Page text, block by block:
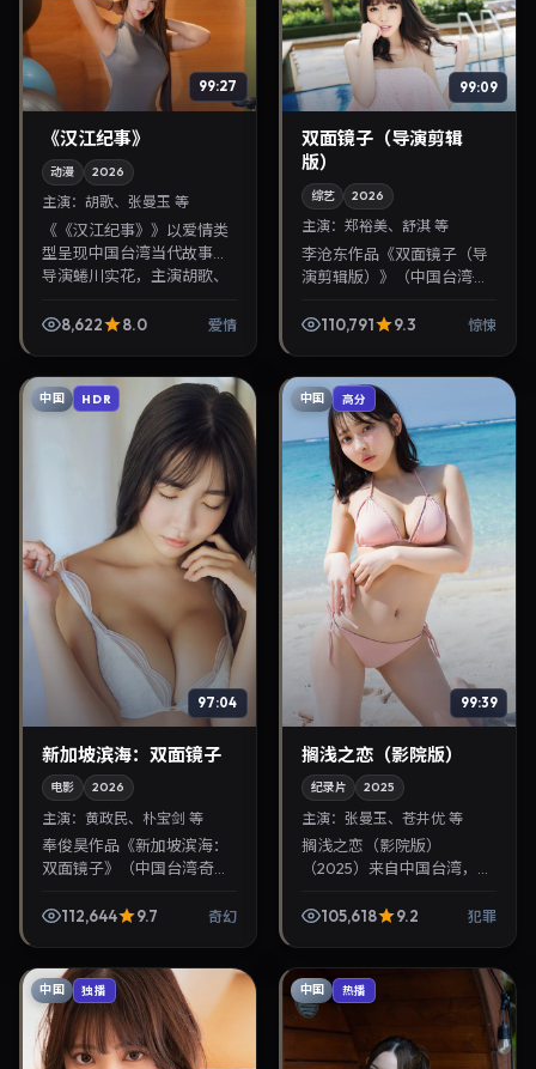
99:27
《汉江纪事》
动漫 2026
主演： 胡歌、张曼玉 等
《《汉江纪事》》以爱情类
型呈现中国台湾当代故事，
导演蜷川实花，主演胡歌、
陆院线后亦适合在家大屏回
8,622 8.0 爱情
99:09
双面镜子（导演剪辑
版）
综艺 2026
主演：郑裕美、舒淇 等
李沧东作品《双面镜子（导
演剪辑版）》（中国台湾·惊
2026年9月6日正式上映。
110,791 9.3 惊悚
中国 HDR
97:04
新加坡滨海：双面镜子
电影 2026
主演： 黄政民、朴宝剑 等
奉俊昊作品《新加坡滨海：
双面镜子》（中国台湾·奇
衔，2026年7月20日正式上
112,644 9.7 奇幻
中国 高分
99:39
搁浅之恋（影院版）
纪录片 2025
主演：张曼玉、苍井优 等
搁浅之恋（影院版）
（2025）来自中国台湾，类
曼玉、苍井优等参与演出。
105,618 9.2 犯罪
中国 独播 中国 热播